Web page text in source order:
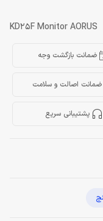
KD25F Monitor AORUS
ضمانت بازگشت وجه
ضمانت اصالت و سلامت
پشتیبانی سریع